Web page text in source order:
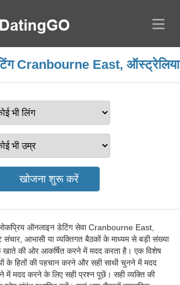
Cranbourne East, ऑस्ट्रेलिया
ऑनलाइन डेटिंग सेवा Cranbourne East,
आभासी या व्यक्तिगत बैठकों के माध्यम से बड़ी संख्या
की ओर आकर्षित करने में मदद करता है। एक विशेष
के हितों की पहचान करने और सही साथी चुनने में मदद
में मदद करने के लिए सही प्रश्न पूछें। सही व्यक्ति की